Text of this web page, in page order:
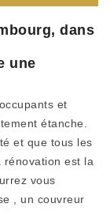
dans
une
et
étanche.
et que tous les
est la
vous
, un couvreur